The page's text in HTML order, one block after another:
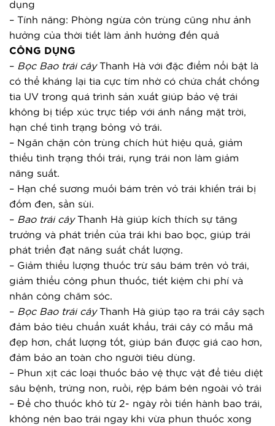
dụng
– Tính năng: Phòng ngừa côn trùng cũng như ảnh
hưởng của thời tiết làm ảnh hưởng đến quả
CÔNG DỤNG
– Bọc Bao trái cây Thanh Hà với đặc điểm nổi bật là
có thể kháng lại tia cực tím nhờ có chứa chất chống
tia UV trong quá trình sản xuất giúp bảo vệ trái
không bị tiếp xúc trực tiếp với ánh nắng mặt trời,
hạn chế tình trạng bỏng vỏ trái.
– Ngăn chặn côn trùng chích hút hiệu quả, giảm
thiểu tình trạng thối trái, rụng trái non làm giảm
năng suất.
– Hạn chế sương muối bám trên vỏ trái khiến trái bị
đốm đen, sần sùi.
– Bao trái cây Thanh Hà giúp kích thích sự tăng
trưởng và phát triển của trái khi bao bọc, giúp trái
phát triển đạt năng suất chất lượng.
– Giảm thiểu lượng thuốc trừ sâu bám trên vỏ trái,
giảm thiểu công phun thuốc, tiết kiệm chi phí và
nhân công chăm sóc.
– Bọc Bao trái cây Thanh Hà giúp tạo ra trái cây sạch
đảm bảo tiêu chuẩn xuất khẩu, trái cây có mẫu mã
đẹp hơn, chất lượng tốt, giúp bán được giá cao hơn,
đảm bảo an toàn cho người tiêu dùng.
– Phun xịt các loại thuốc bảo vệ thực vật để tiêu diệt
sâu bệnh, trứng non, ruồi, rệp bám bên ngoài vỏ trái
– Để cho thuốc khô từ 2- ngày rồi tiến hành bao trái,
không nên bao trái ngay khi vừa phun thuốc xong